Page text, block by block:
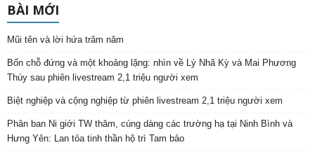
BÀI MỚI
Mũi tên và lời hứa trăm năm
Bốn chỗ đứng và một khoảng lặng: nhìn về Lý Nhã Kỳ và Mai Phương
Thúy sau phiên livestream 2,1 triệu người xem
Biệt nghiệp và cộng nghiệp từ phiên livestream 2,1 triệu người xem
Phân ban Ni giới TW thăm, cúng dàng các trường hạ tại Ninh Bình và
Hưng Yên: Lan tỏa tinh thần hộ trì Tam bảo